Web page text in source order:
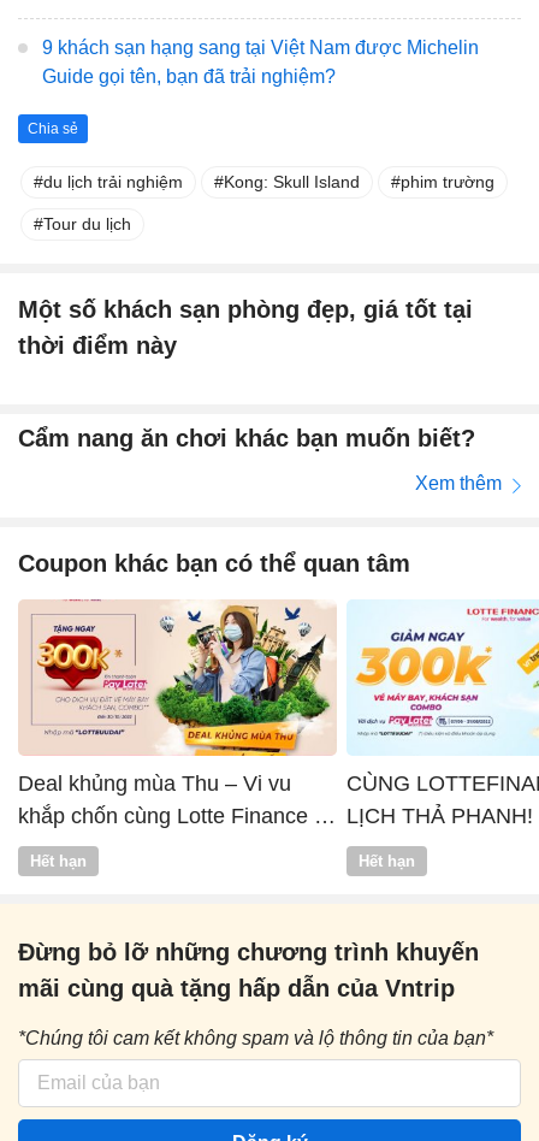
9 khách sạn hạng sang tại Việt Nam được Michelin
Guide gọi tên, bạn đã trải nghiệm?
Chia sẻ
du lịch trải nghiệm Kong: Skull Island phim trường
Tour du lịch
Một số khách sạn phòng đẹp, giá tốt tại
thời điểm này
Cẩm nang ăn chơi khác bạn muốn biết?
Xem thêm
Coupon khác bạn có thể quan tâm
Deal khủng mùa Thu – Vi vu
khắp chốn cùng Lotte Finance x
Vntrip
Hết hạn
CÙNG
LỊCH THẢ PHANH!
Hết hạn
Đừng bỏ lỡ những chương trình khuyến
mãi cùng quà tặng hấp dẫn của Vntrip
*Chúng tôi cam kết không spam và lộ thông tin của bạn*